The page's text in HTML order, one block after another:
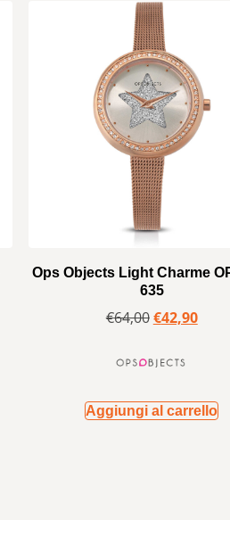
Ops Objects Light Charme
635
€64,00€42,90
Aggiungi al carrello